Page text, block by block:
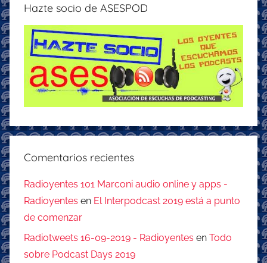
Hazte socio de ASESPOD
Comentarios recientes
Radioyentes 101 Marconi audio online y apps -
Radioyentes en El Interpodcast 2019 está a punto
de comenzar
Radiotweets 16-09-2019 - Radioyentes en Todo
sobre Podcast Days 2019